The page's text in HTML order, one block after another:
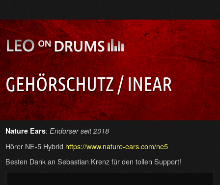
GEHÖRSCHUTZ / INEAR
Nature Ears:Endorser seit 2018
Hörer NE-5 Hybrid https://www.nature-ears.com/ne5
Besten Dank an Sebastian Krenz für den tollen Support!